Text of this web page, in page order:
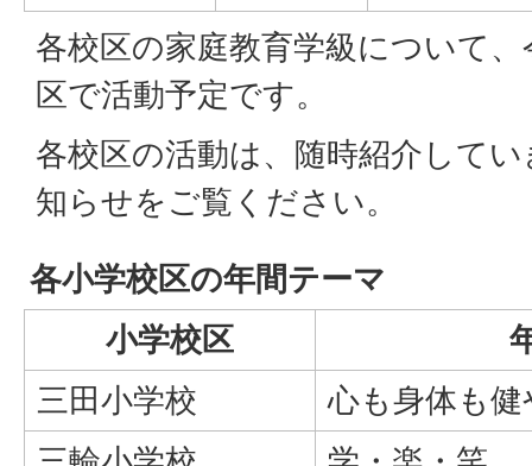
各校区の家庭教育学級について
区で活動予定です。
各校区の活動は、随時紹介して
知らせをご覧ください。
各小学校区の年間テーマ
小学校区
三田小学校
心も身体も